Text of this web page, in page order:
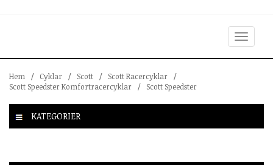
Toggle
navigation
Hem / Cyklar / Scott / Scott Racercyklar
/
Scott Speedster Komfortracercyklar
/ Scott Speedster
KATEGORIER